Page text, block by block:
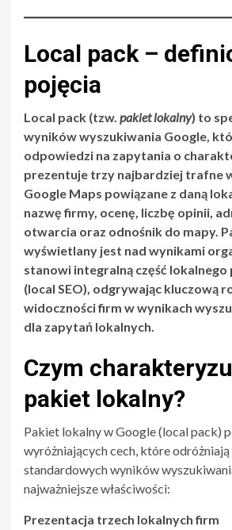
Local pack –
pojęcia
Local pack (tzw. pakiet lokalny) to
wyników wyszukiwania Google,
odpowiedzi na zapytania o
prezentuje trzy najbardziej trafne
Google Maps powiązane z daną
nazwę firmy, ocenę, liczbę opinii,
otwarcia oraz odnośnik do mapy.
wyświetlany jest nad wynikami
stanowi integralną część
(local SEO), odgrywając kluczową
widoczności firm w wynikach
dla zapytań lokalnych.
Czym
pakiet lokalny?
Pakiet lokalny w Google (local pack)
wyróżniających cech, które
standardowych wyników
najważniejsze właściwości:
Prezentacja trzech lokalnych firm